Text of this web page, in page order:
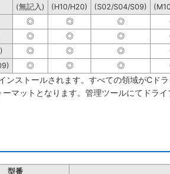
(無記入)
(H10/H20) (S02/S04/S09)
◎ ◎ ◎
◎ ◎ ◎
◎ ◎ ◎
◎ ◎ ◎
ンストールされます。すべての領域がCド
マットとなります。管理ツールにてドラ
型番